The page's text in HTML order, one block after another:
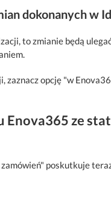
dokonanych w
to zmianie będą
zaznacz opcję "w
Enova365 ze
poskutkuje